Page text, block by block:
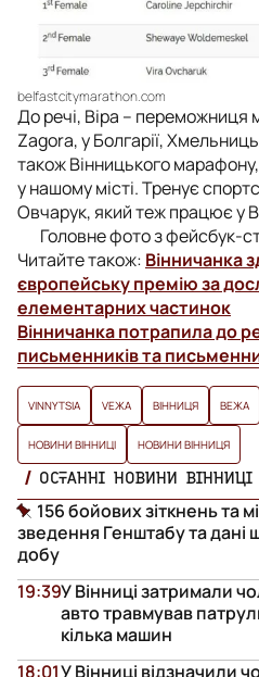
belfastcitymarathon.com
До речі, Віра –
Zagora, у Болгарії,
також Вінницького
у нашому місті. Тренує
Овчарук, який теж працює у
Головне фото з фейсбук-
Читайте також: Вінничанка
європейську премію за
елементарних частинок
Вінничанка потрапила до
письменників та
VINNYTSIA VЕЖА ВІННИЦЯ ВЕЖА
НОВИНИ ВІННИЦІ НОВИНИ ВІННИЦЯ
ОСТАННІ НОВИНИ ВІННИЦІ
156 бойових зіткнень та
зведення Генштабу та дані
добу
У Вінниці затримали
авто травмував
кілька машин
19:39
У Вінниці відзначили
18:01